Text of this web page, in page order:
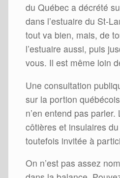
du Québec a décrété
dans l’estuaire du St-
tout va bien, mais, de
l’estuaire aussi, puis
vous. Il est même loin
Une consultation
sur la portion
n’en entend pas
côtières et insulaires
toutefois invitée à
On n’est pas assez